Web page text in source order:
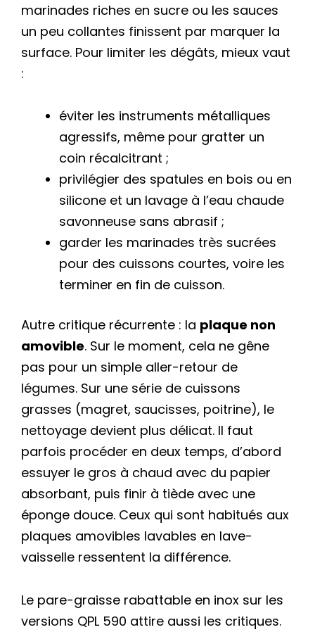
marinades riches en sucre ou les sauces
un peu collantes finissent par marquer la
surface. Pour limiter les dégâts, mieux vaut
:
éviter les instruments métalliques
agressifs, même pour gratter un
coin récalcitrant ;
privilégier des spatules en bois ou en
silicone et un lavage à l’eau chaude
savonneuse sans abrasif ;
garder les marinades très sucrées
pour des cuissons courtes, voire les
terminer en fin de cuisson.
Autre critique récurrente : la plaque non
amovible. Sur le moment, cela ne gêne
pas pour un simple aller-retour de
légumes. Sur une série de cuissons
grasses (magret, saucisses, poitrine), le
nettoyage devient plus délicat. Il faut
parfois procéder en deux temps, d’abord
essuyer le gros à chaud avec du papier
absorbant, puis finir à tiède avec une
éponge douce. Ceux qui sont habitués aux
plaques amovibles lavables en lave-
vaisselle ressentent la différence.
Le pare-graisse rabattable en inox sur les
versions QPL 590 attire aussi les critiques.